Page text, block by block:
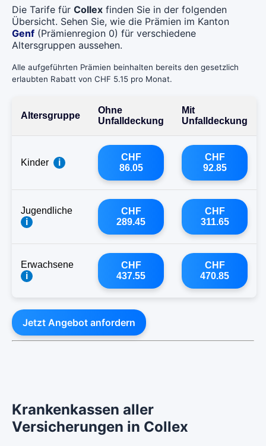
Die Tarife für Collex finden Sie in der folgenden
Übersicht. Sehen Sie, wie die Prämien im Kanton
Genf (Prämienregion 0) für verschiedene
Altersgruppen aussehen.
Alle aufgeführten Prämien beinhalten bereits den gesetzlich
erlaubten Rabatt von CHF 5.15 pro Monat.
Altersgruppe
Ohne
Unfalldeckung
Mit
Unfalldeckung
Kinder i
CHF
86.05
CHF
92.85
Jugendliche
i
CHF
289.45
CHF
311.65
Erwachsene
i
CHF
437.55
CHF
470.85
Jetzt Angebot anfordern
Krankenkassen aller
Versicherungen in Collex